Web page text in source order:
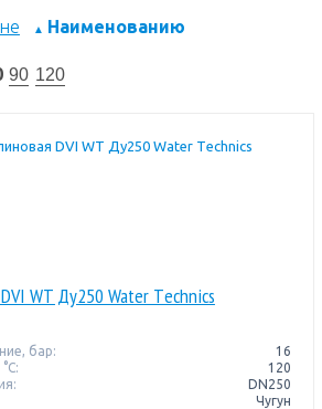
▲ Наименованию
90 120
WT Ду250 Water Тechnics
бар:
16
120
DN250
Чугун